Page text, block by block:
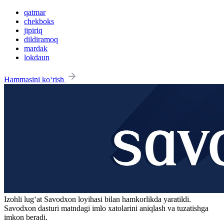
qatmar
chekboks
jipiriq
dildiramoq
mardak
lokdaun
Hammasini ko‘rish
Izohli lugʻat Savodxon loyihasi bilan hamkorlikda yaratildi.
Savodxon dasturi matndagi imlo xatolarini aniqlash va tuzatishga
imkon beradi.